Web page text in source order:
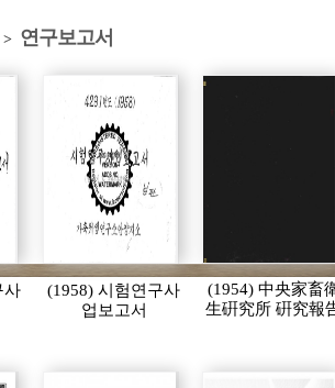
> 연구보고서
사
(1958) 시험연구사
업보고서
(1954) 中央家畜
生硏究所 硏究報